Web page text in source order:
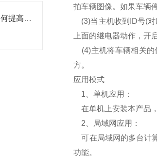
无人值守称重系统是如何提高过磅工作效率的
拍车辆图像。如果车辆
(3)当主机收到ID号(对
上面的继电器动作，开
(4)主机将车辆相关的
方。
应用模式
1、单机应用：
在单机上安装本产品
2、局域网应用：
可在局域网的多台计
功能。